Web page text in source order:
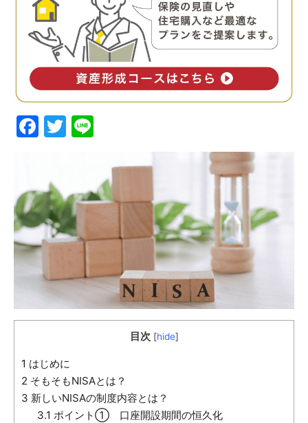
Facebook
Twitter
目次 [hide]
1 はじめに
2 そもそもNISAとは？
3 新しいNISAの制度内容とは？
3.1 ポイント① 口座開設期間の恒久化